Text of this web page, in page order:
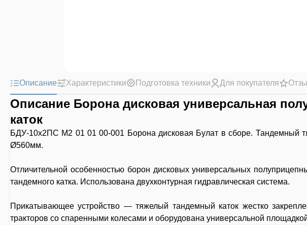
Описание Характеристики Подготовка техники Для покупателя
Описание Борона дисковая универсальная
каток
БДУ-10х2ПС М2 01 01 00-001 Борона дисковая Булат в сборе. Тандемный
Ø560мм.
Отличительной особенностью борон дисковых универсальных
тандемного катка. Использована двухконтурная гидравлическая система.
Прикатывающее устройство — тяжелый тандемный каток жестко
тракторов со спаренными колесами и оборудована универсальной